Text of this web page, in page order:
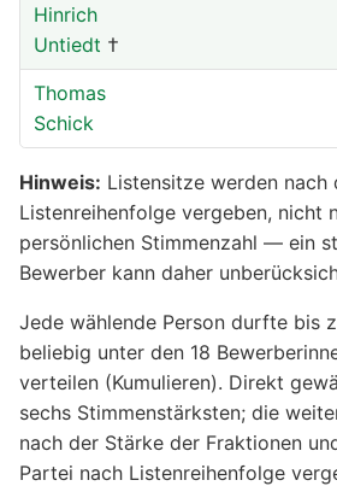
Hinrich
Untiedt †
Thomas
Schick
Hinweis: Listensitze werden nach
Listenreihenfolge vergeben, nicht
persönlichen Stimmenzahl — ein
Bewerber kann daher
Jede wählende Person durfte bis
beliebig unter den 18
verteilen (Kumulieren). Direkt
sechs Stimmenstärksten; die
nach der Stärke der Fraktionen
Partei nach Listenreihenfolge